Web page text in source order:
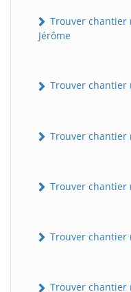
Trouver chantier
Jérôme
Trouver chantier
Trouver chantier
Trouver chantier
Trouver chantier
Trouver chantier